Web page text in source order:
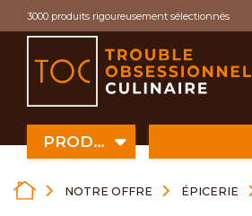
3000 produits rigoureusement sélectionnés
PRODUITS
NOTRE OFFRE ÉPICERIE